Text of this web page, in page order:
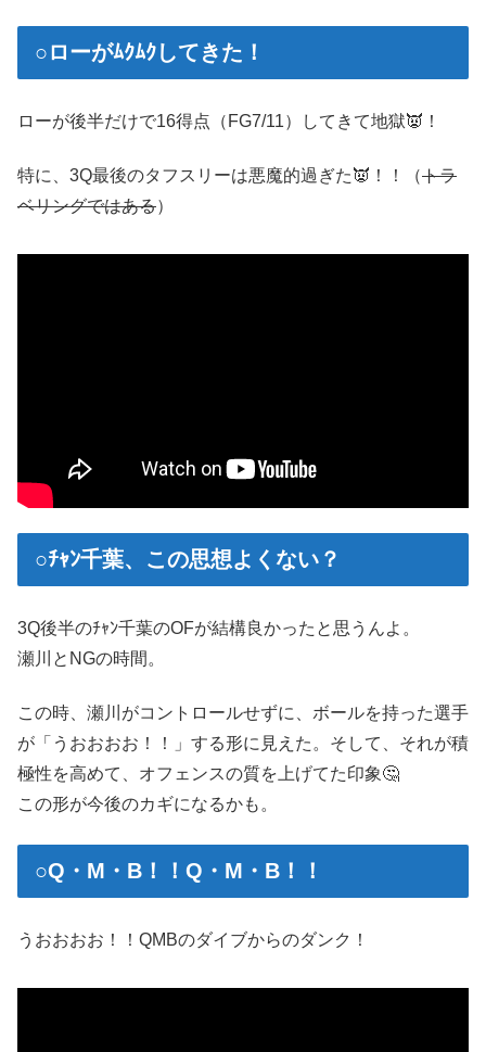
○ローがﾑｸﾑｸしてきた！
ローが後半だけで16得点（FG7/11）してきて地獄👿！
特に、3Q最後のタフスリーは悪魔的過ぎた👿！！（トラ
ベリングではある）
○ﾁｬﾝ千葉、この思想よくない？
3Q後半のﾁｬﾝ千葉のOFが結構良かったと思うんよ。
瀬川とNGの時間。
この時、瀬川がコントロールせずに、ボールを持った選手
が「うおおおお！！」する形に見えた。そして、それが積
極性を高めて、オフェンスの質を上げてた印象🤔
この形が今後のカギになるかも。
○Q・M・B！！Q・M・B！！
うおおおお！！QMBのダイブからのダンク！